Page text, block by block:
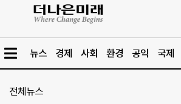
뉴스 경제 사회 환경 공익 국제
전체뉴스